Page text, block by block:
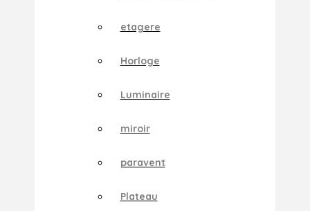
etagere
Horloge
Luminaire
miroir
paravent
Plateau